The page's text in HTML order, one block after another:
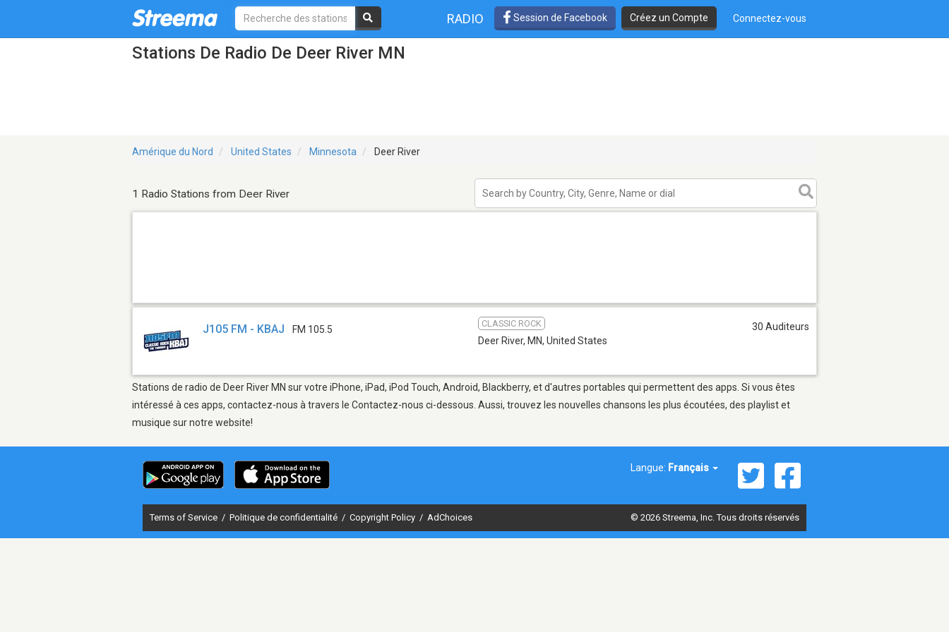
RADIO Session de Facebook Créez un Compte Connectez-vous
Stations De Radio De Deer River MN
Amérique du Nord United States Minnesota Deer River
1 Radio Stations from Deer River
J105 FM - KBAJ FM 105.5
CLASSIC ROCK
Deer River, MN, United States
30 Auditeurs
Stations de radio de Deer River MN sur votre iPhone, iPad, iPod Touch, Android, Blackberry, et d'autres portables qui permettent des apps. Si vous êtes
intéressé à ces apps, contactez-nous à travers le Contactez-nous ci-dessous. Aussi, trouvez les nouvelles chansons les plus écoutées, des playlist et
musique sur notre website!
Langue: Français
Terms of Service / Politique de confidentialité / Copyright Policy / AdChoices © 2026 Streema, Inc. Tous droits réservés